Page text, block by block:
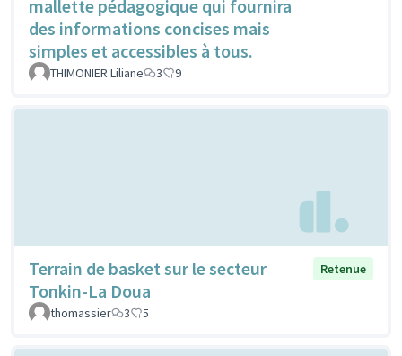
mallette pédagogique qui fournira
des informations concises mais
simples et accessibles à tous.
THIMONIER Liliane 3 9
Terrain de basket sur le secteur
Tonkin-La Doua
Retenue
thomassier 3 5